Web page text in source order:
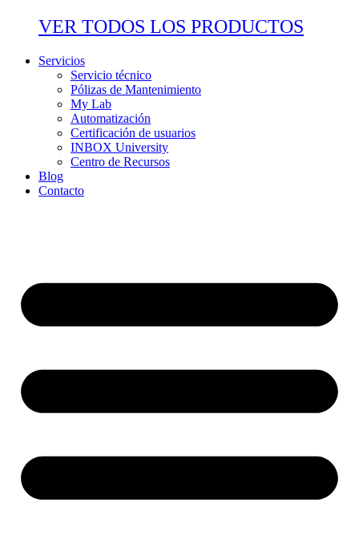
VER TODOS LOS PRODUCTOS
Servicios
Servicio técnico
Pólizas de Mantenimiento
My Lab
Automatización
Certificación de usuarios
INBOX University
Centro de Recursos
Blog
Contacto